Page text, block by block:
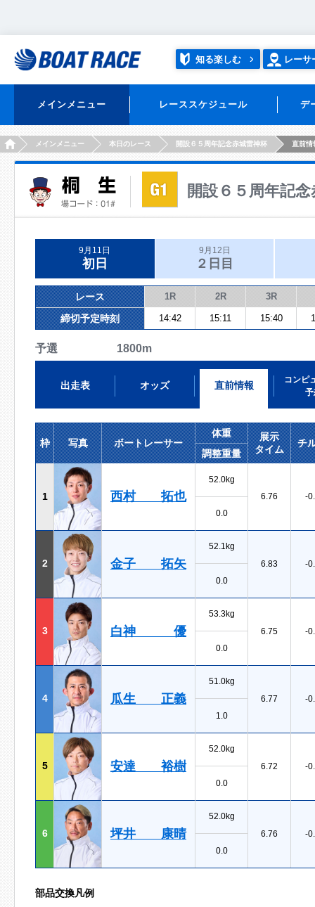
知る楽しむ レーサ
メインメニュー レーススケジュール デ
HOMEメインメニュー 本日のレース 開設６５周年記念赤城雷神杯 直前情
開設６５周年記
9月11日
初日
9月12日
２日目
レース 1R 2R 3R
締切予定時刻 14:42 15:11 15:40
予選 1800m
出走表 オッズ 直前情報
コンピ
予
枠 写真 ボートレーサー
体重
展示
タイム
チ
調整重量
1 西村 拓也
52.0kg
6.76
-
0.0
2 金子 拓矢
52.1kg
6.83
-
0.0
3 白神 優
53.3kg
6.75
-
0.0
4 瓜生 正義
51.0kg
6.77
-
1.0
5 安達 裕樹
52.0kg
6.72
-
0.0
6 坪井 康晴
52.0kg
6.76
-
0.0
部品交換凡例